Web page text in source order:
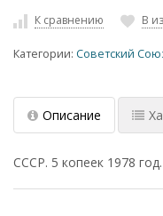
К сравнению В
Категории: Советский
Описание
СССР. 5 копеек 1978 год.